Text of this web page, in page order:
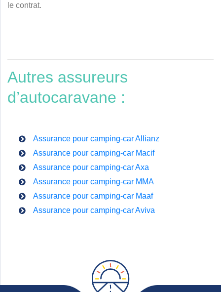
le contrat.
Autres assureurs
d’autocaravane :
Assurance pour camping-car Allianz
Assurance pour camping-car Macif
Assurance pour camping-car Axa
Assurance pour camping-car MMA
Assurance pour camping-car Maaf
Assurance pour camping-car Aviva